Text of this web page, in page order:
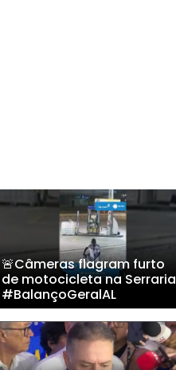
🚨Câmeras flagram furto
de motocicleta na Serraria
#BalançoGeralAL